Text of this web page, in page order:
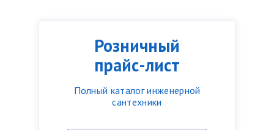
Розничный
прайс-лист
Полный каталог инженерной
сантехники